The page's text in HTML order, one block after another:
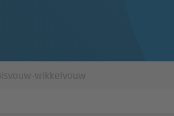
wikkelvouw